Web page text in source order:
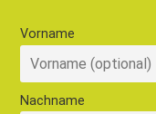
Vorname
Nachname